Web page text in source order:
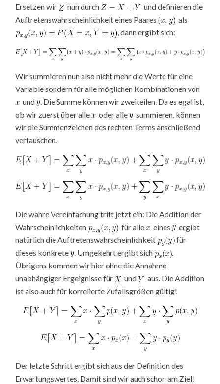
Ersetzen wir nun durch
und definieren die
Auftretenswahrscheinlichkeit eines Paares
als
, dann ergibt sich:
Wir summieren nun also nicht mehr die Werte für eine
Variable sondern für alle möglichen Kombinationen von
und
. Die Summe können wir zweiteilen. Da es egal ist,
ob wir zuerst über alle
oder alle
summieren, können
wir die Summenzeichen des rechten Terms anschließend
vertauschen.
Die wahre Vereinfachung tritt jetzt ein: Die Addition der
Wahrscheinlichkeiten
für alle eines
ergibt
natürlich die Auftretenswahrscheinlichkeit
für
dieses konkrete . Umgekehrt ergibt sich
.
Übrigens kommen wir hier ohne die Annahme
unabhängiger Ergeignisse für
und
aus. Die Addition
ist also auch für korrelierte Zufallsgrößen gültig!
Der letzte Schritt ergibt sich aus der Definition des
Erwartungswertes. Damit sind wir auch schon am Ziel!